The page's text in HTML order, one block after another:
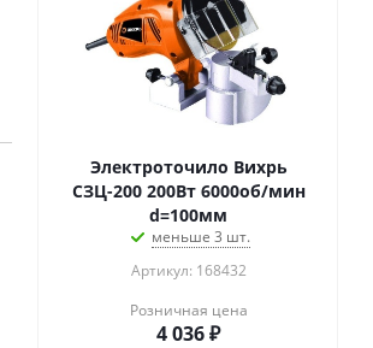
Электроточило Вихрь
СЗЦ-200 200Вт 6000об/мин
d=100мм
меньше 3 шт.
Артикул: 168432
Розничная цена
4 036₽